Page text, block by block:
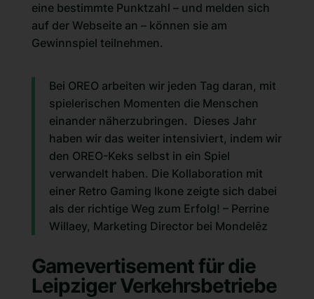
eine bestimmte Punktzahl – und melden sich
auf der Webseite an – können sie am
Gewinnspiel teilnehmen.
Bei OREO arbeiten wir jeden Tag daran, mit
spielerischen Momenten die Menschen
einander näherzubringen. Dieses Jahr
haben wir das weiter intensiviert, indem wir
den OREO-Keks selbst in ein Spiel
verwandelt haben. Die Kollaboration mit
einer Retro Gaming Ikone zeigte sich dabei
als der richtige Weg zum Erfolg! – Perrine
Willaey, Marketing Director bei Mondelēz
Gamevertisement für die
Leipziger Verkehrsbetriebe